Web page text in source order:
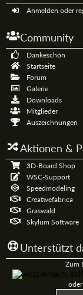
Anmelden oder
Community
Dankeschön
Startseite
Forum
Galerie
Downloads
Mitglieder
Auszeichnungen
Aktionen &
3D-Board Shop
WSC-Support
Speedmodeling
Creativefabrica
Graswald
Skylum Software
Unterstützt
Zum